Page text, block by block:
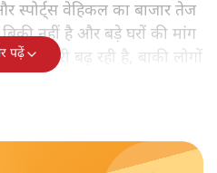
स्पोर्ट्स वेहिकल का बाजार तेज
नहीं है और बड़े घरों की मांग
में अमीरी बढ़ रही है, बाकी लोगों
पढ़ें